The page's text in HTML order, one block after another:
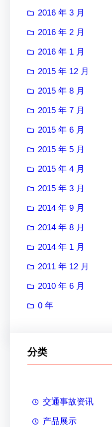
2016 年 3 月
2016 年 2 月
2016 年 1 月
2015 年 12 月
2015 年 8 月
2015 年 7 月
2015 年 6 月
2015 年 5 月
2015 年 4 月
2015 年 3 月
2014 年 9 月
2014 年 8 月
2014 年 1 月
2011 年 12 月
2010 年 6 月
0 年
分类
交通事故资讯
产品展示